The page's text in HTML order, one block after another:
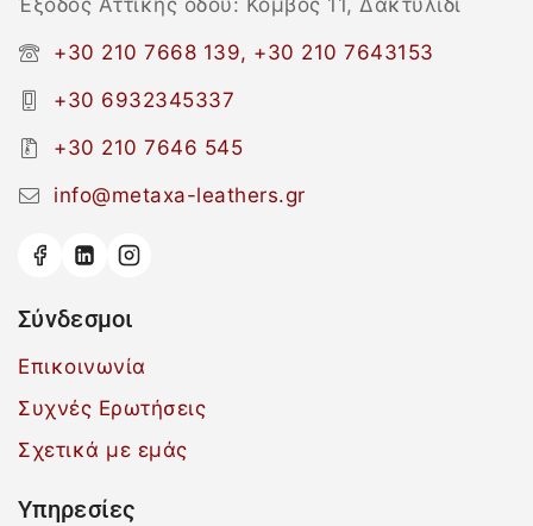
Έξοδος Αττικής οδού: Κόμβος 11, Δακτυλίδι
+30 210 7668 139, +30 210 7643153
+30 6932345337
+30 210 7646 545
info@metaxa-leathers.gr
Σύνδεσμοι
Επικοινωνία
Συχνές Ερωτήσεις
Σχετικά με εμάς
Υπηρεσίες